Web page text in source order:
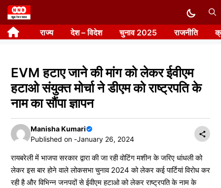
Skip
to
content राज्य देश – विदेश चुनाव 2025 राजनीति
EVM हटाए जाने की मांग को लेकर ईवीएम
हटाओ संयुक्त मोर्चा ने डीएम को राष्ट्रपति के
नाम का सौंपा ज्ञापन
Manisha Kumari
Published on -January 26, 2024
रायबरेली में भाजपा सरकार द्वारा की जा रही वोटिंग मशीन के जरिए धांधली को
लेकर इस बार होने वाले लोकसभा चुनाव 2024 को लेकर कई पार्टियां विरोध कर
रही है और विभिन्न जनपदों से ईवीएम हटाओ को लेकर राष्ट्रपति के नाम के